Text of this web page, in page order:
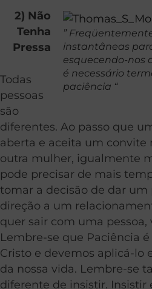
”
instantâneas
esquecendo-nos
é necessário
paciência “
2) Não
Tenha
Pressa
Todas
pessoas
são
diferentes. Ao passo que
aberta e aceita um convite
outra mulher, igualmente
pode precisar de mais
tomar a decisão de dar um
direção a um
quer sair com uma pessoa,
Lembre-se que Paciência
Cristo e devemos aplicá-lo
da nossa vida. Lembre-se
diferente de insistir. Insistir